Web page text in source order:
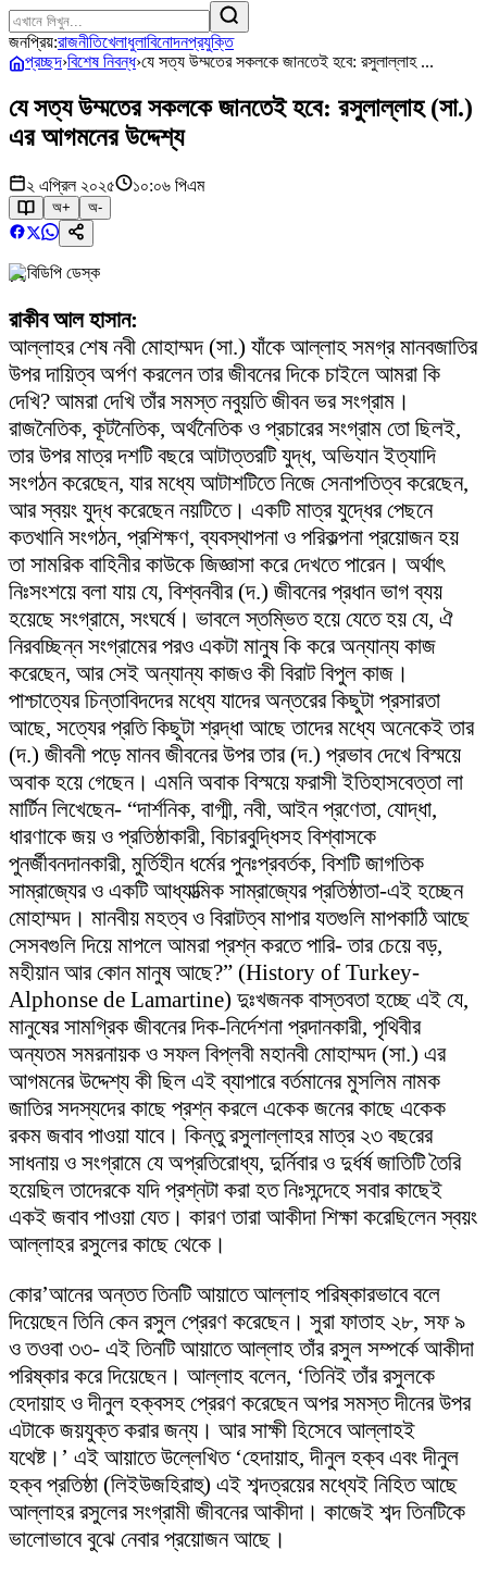
জনপ্রিয়:রাজনীতিখেলাধুলাবিনোদনপ্রযুক্তি
প্রচ্ছদ›বিশেষ নিবন্ধ›যে সত্য উম্মতের সকলকে জানতেই হবে: রসুলাল্লাহ ...
যে সত্য উম্মতের সকলকে জানতেই হবে: রসুলাল্লাহ (সা.)
এর আগমনের উদ্দেশ্য
২ এপ্রিল ২০২৫ ১০:০৬ পিএম
অ+ অ-
বিডিপি ডেস্ক
রাকীব আল হাসান:
আল্লাহর শেষ নবী মোহাম্মদ (সা.) যাঁকে আল্লাহ সমগ্র মানবজাতির
উপর দায়িত্ব অর্পণ করলেন তার জীবনের দিকে চাইলে আমরা কি
দেখি? আমরা দেখি তাঁর সমস্ত নবুয়তি জীবন ভর সংগ্রাম।
রাজনৈতিক, কূটনৈতিক, অর্থনৈতিক ও প্রচারের সংগ্রাম তো ছিলই,
তার উপর মাত্র দশটি বছরে আটাত্তরটি যুদ্ধ, অভিযান ইত্যাদি
সংগঠন করেছেন, যার মধ্যে আটাশটিতে নিজে সেনাপতিত্ব করেছেন,
আর স্বয়ং যুদ্ধ করেছেন নয়টিতে। একটি মাত্র যুদ্ধের পেছনে
কতখানি সংগঠন, প্রশিক্ষণ, ব্যবস্থাপনা ও পরিকল্পনা প্রয়োজন হয়
তা সামরিক বাহিনীর কাউকে জিজ্ঞাসা করে দেখতে পারেন। অর্থাৎ
নিঃসংশয়ে বলা যায় যে, বিশ্বনবীর (দ.) জীবনের প্রধান ভাগ ব্যয়
হয়েছে সংগ্রামে, সংঘর্ষে। ভাবলে স্তম্ভিত হয়ে যেতে হয় যে, ঐ
নিরবচ্ছিন্ন সংগ্রামের পরও একটা মানুষ কি করে অন্যান্য কাজ
করেছেন, আর সেই অন্যান্য কাজও কী বিরাট বিপুল কাজ।
পাশ্চাত্যের চিন্তাবিদদের মধ্যে যাদের অন্তরের কিছুটা প্রসারতা
আছে, সত্যের প্রতি কিছুটা শ্রদ্ধা আছে তাদের মধ্যে অনেকেই তার
(দ.) জীবনী পড়ে মানব জীবনের উপর তার (দ.) প্রভাব দেখে বিস্ময়ে
অবাক হয়ে গেছেন। এমনি অবাক বিস্ময়ে ফরাসী ইতিহাসবেত্তা লা
মার্টিন লিখেছেন- “দার্শনিক, বাগ্মী, নবী, আইন প্রণেতা, যোদ্ধা,
ধারণাকে জয় ও প্রতিষ্ঠাকারী, বিচারবুদ্ধিসহ বিশ্বাসকে
পুনর্জীবনদানকারী, মুর্তিহীন ধর্মের পুনঃপ্রবর্তক, বিশটি জাগতিক
সাম্রাজ্যের ও একটি আধ্যাত্মিক সাম্রাজ্যের প্রতিষ্ঠাতা-এই হচ্ছেন
মোহাম্মদ। মানবীয় মহত্ব ও বিরাটত্ব মাপার যতগুলি মাপকাঠি আছে
সেসবগুলি দিয়ে মাপলে আমরা প্রশ্ন করতে পারি- তার চেয়ে বড়,
মহীয়ান আর কোন মানুষ আছে?” (History of Turkey-
Alphonse de Lamartine) দুঃখজনক বাস্তবতা হচ্ছে এই যে,
মানুষের সামগ্রিক জীবনের দিক-নির্দেশনা প্রদানকারী, পৃথিবীর
অন্যতম সমরনায়ক ও সফল বিপ্লবী মহানবী মোহাম্মদ (সা.) এর
আগমনের উদ্দেশ্য কী ছিল এই ব্যাপারে বর্তমানের মুসলিম নামক
জাতির সদস্যদের কাছে প্রশ্ন করলে একেক জনের কাছে একেক
রকম জবাব পাওয়া যাবে। কিন্তু রসুলাল্লাহর মাত্র ২৩ বছরের
সাধনায় ও সংগ্রামে যে অপ্রতিরোধ্য, দুর্নিবার ও দুর্ধর্ষ জাতিটি তৈরি
হয়েছিল তাদেরকে যদি প্রশ্নটা করা হত নিঃসন্দেহে সবার কাছেই
একই জবাব পাওয়া যেত। কারণ তারা আকীদা শিক্ষা করেছিলেন স্বয়ং
আল্লাহর রসুলের কাছে থেকে।
কোর’আনের অন্তত তিনটি আয়াতে আল্লাহ পরিষ্কারভাবে বলে
দিয়েছেন তিনি কেন রসুল প্রেরণ করেছেন। সুরা ফাতাহ ২৮, সফ ৯
ও তওবা ৩৩- এই তিনটি আয়াতে আল্লাহ তাঁর রসুল সম্পর্কে আকীদা
পরিষ্কার করে দিয়েছেন। আল্লাহ বলেন, ‘তিনিই তাঁর রসুলকে
হেদায়াহ ও দীনুল হক্বসহ প্রেরণ করেছেন অপর সমস্ত দীনের উপর
এটাকে জয়যুক্ত করার জন্য। আর সাক্ষী হিসেবে আল্লাহই
যথেষ্ট।’ এই আয়াতে উল্লেখিত ‘হেদায়াহ, দীনুল হক্ব এবং দীনুল
হক্ব প্রতিষ্ঠা (লিইউজহিরাহু) এই শব্দত্রয়ের মধ্যেই নিহিত আছে
আল্লাহর রসুলের সংগ্রামী জীবনের আকীদা। কাজেই শব্দ তিনটিকে
ভালোভাবে বুঝে নেবার প্রয়োজন আছে।